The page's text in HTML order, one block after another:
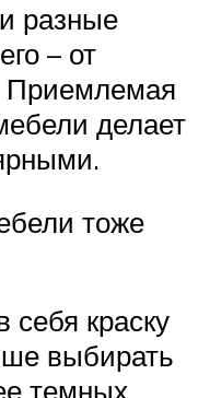
разные
– от
Приемлемая
делает
тоже
себя краску
выбирать
темных